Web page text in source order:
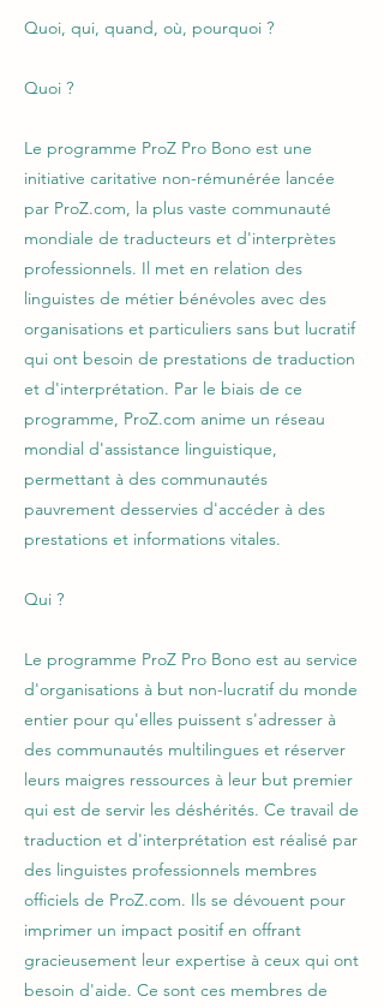
Quoi, qui, quand, où, pourquoi ?
Quoi ?
Le programme ProZ Pro Bono est une
initiative caritative non-rémunérée lancée
par ProZ.com, la plus vaste communauté
mondiale de traducteurs et d'interprètes
professionnels. Il met en relation des
linguistes de métier bénévoles avec des
organisations et particuliers sans but lucratif
qui ont besoin de prestations de traduction
et d'interprétation. Par le biais de ce
programme, ProZ.com anime un réseau
mondial d'assistance linguistique,
permettant à des communautés
pauvrement desservies d'accéder à des
prestations et informations vitales.
Qui ?
Le programme ProZ Pro Bono est au service
d'organisations à but non-lucratif du monde
entier pour qu'elles puissent s'adresser à
des communautés multilingues et réserver
leurs maigres ressources à leur but premier
qui est de servir les déshérités. Ce travail de
traduction et d'interprétation est réalisé par
des linguistes professionnels membres
officiels de ProZ.com. Ils se dévouent pour
imprimer un impact positif en offrant
gracieusement leur expertise à ceux qui ont
besoin d'aide. Ce sont ces membres de